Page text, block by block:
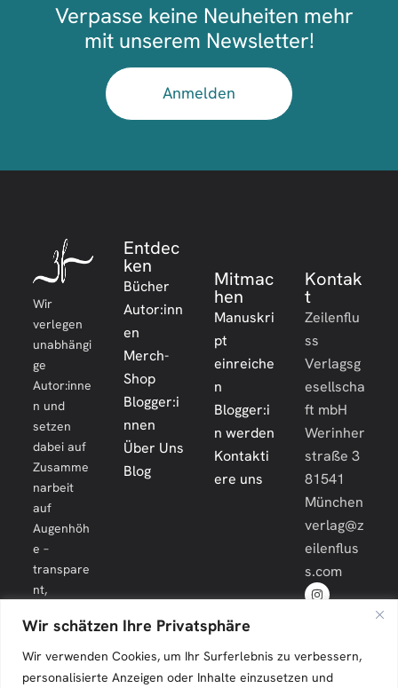
Wir schätzen Ihre Privatsphäre
Wir verwenden Cookies, um Ihr Surferlebnis zu verbessern,
personalisierte Anzeigen oder Inhalte einzusetzen und
Verpasse keine Neuheiten mehr
mit unserem Newsletter!
Anmelden
Wir
verlegen
unabhängi
ge
Autor:inne
n und
setzen
dabei auf
Zusamme
narbeit
auf
Augenhöh
e –
transpare
nt,
und
langfristig.
Entdec
ken
Bücher
Autor:inn
en
Merch-
Shop
Blogger:i
nnen
Über Uns
Blog
Mitmac
hen
Manuskri
pt
einreiche
n
Blogger:i
n werden
Kontakti
ere uns
Kontak
t
Zeilenflu
ss
Verlagsg
esellscha
ft mbH
Werinher
straße 3
81541
München
verlag@z
eilenflus
s.com